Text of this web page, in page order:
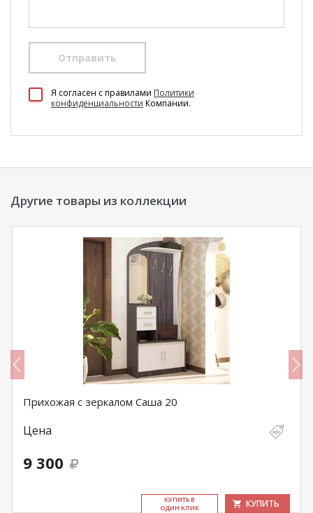
Отправить
Я согласен c правилами Политики
конфиденциальности Компании.
Другие товары из коллекции
Прихожая с зеркалом Саша 20
Цена
9 300
КУ­ПИТЬ В
ОДИН КЛИК
КУПИТЬ